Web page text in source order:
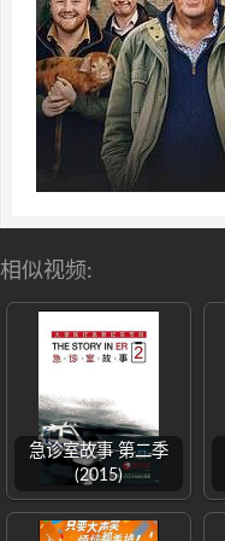
相似视频:
急诊室故事 第二季
(2015)